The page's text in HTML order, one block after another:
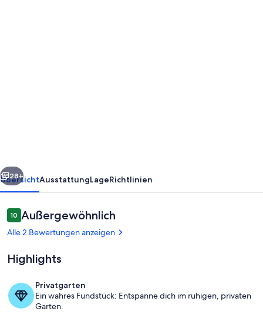
Pool
Weiter
28+
ÜbersichtAusstattungLageRichtlinien
Bewertungen
1010 von 10.
Außergewöhnlich
Alle 2 Bewertungen anzeigen
Highlights
Privatgarten
Ein wahres Fundstück: Entspanne dich im ruhigen, privaten
Garten.